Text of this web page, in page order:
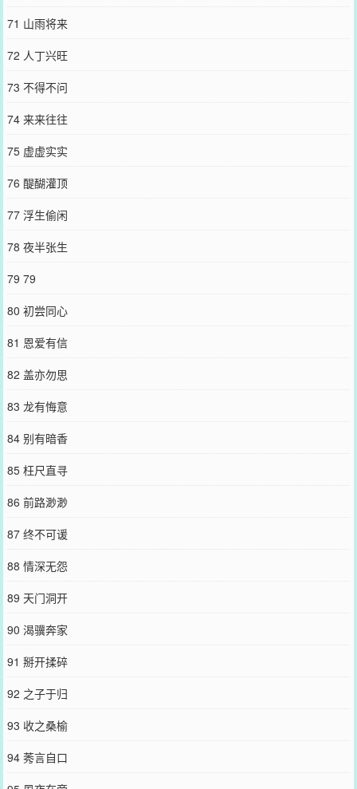
71 山雨将来
72 人丁兴旺
73 不得不问
74 来来往往
75 虚虚实实
76 醍醐灌顶
77 浮生偷闲
78 夜半张生
79 79
80 初尝同心
81 恩爱有信
82 盖亦勿思
83 龙有悔意
84 别有暗香
85 枉尺直寻
86 前路渺渺
87 终不可谖
88 情深无怨
89 天门洞开
90 渴骥奔家
91 掰开揉碎
92 之子于归
93 收之桑榆
94 莠言自口